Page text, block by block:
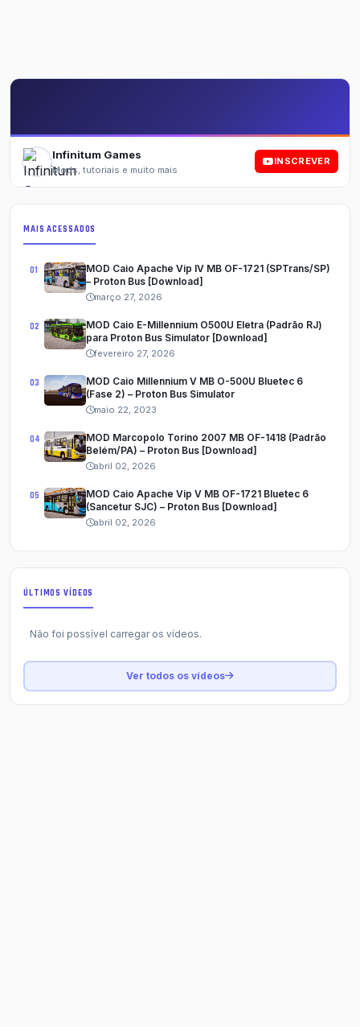
Infinitum Games
Mods, tutoriais e muito mais
INSCREVER
MAIS ACESSADOS
MOD Caio Apache Vip IV MB OF-1721 (SPTrans/SP)
– Proton Bus [Download]
março 27, 2026
MOD Caio E-Millennium O500U Eletra (Padrão RJ)
para Proton Bus Simulator [Download]
fevereiro 27, 2026
MOD Caio Millennium V MB O-500U Bluetec 6
(Fase 2) – Proton Bus Simulator
maio 22, 2023
MOD Marcopolo Torino 2007 MB OF-1418 (Padrão
Belém/PA) – Proton Bus [Download]
abril 02, 2026
MOD Caio Apache Vip V MB OF-1721 Bluetec 6
(Sancetur SJC) – Proton Bus [Download]
abril 02, 2026
ÚLTIMOS VÍDEOS
Não foi possível carregar os vídeos.
Ver todos os vídeos